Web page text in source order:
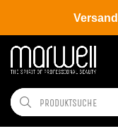
Shop Brands